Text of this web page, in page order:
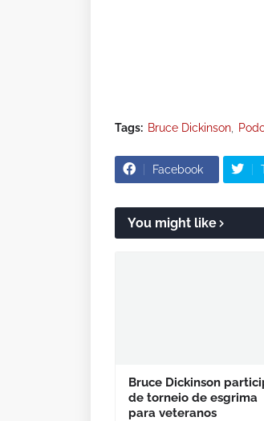
Tags: Bruce Dickinson
Facebook
You might like
Bruce Dickinson
de torneio de esgrima
para veteranos